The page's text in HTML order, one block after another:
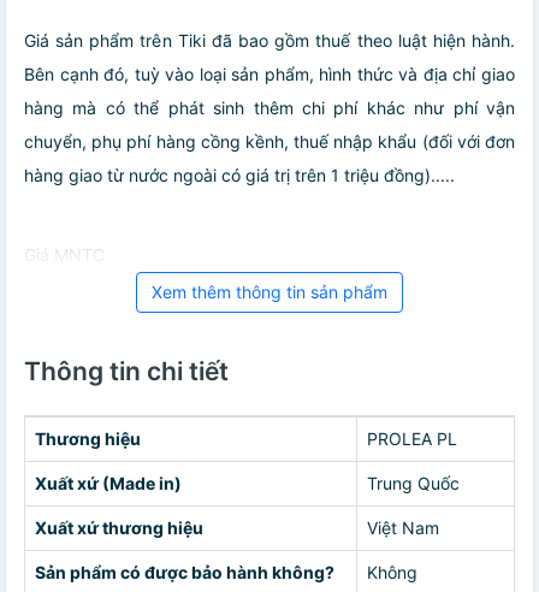
Giá sản phẩm trên Tiki đã bao gồm thuế theo luật hiện hành.
Bên cạnh đó, tuỳ vào loại sản phẩm, hình thức và địa chỉ giao
hàng mà có thể phát sinh thêm chi phí khác như phí vận
chuyển, phụ phí hàng cồng kềnh, thuế nhập khẩu (đối với đơn
hàng giao từ nước ngoài có giá trị trên 1 triệu đồng).....
Giá MNTC
Xem thêm thông tin sản phẩm
Thông tin chi tiết
Thương hiệu PROLEA PL
Xuất xứ (Made in) Trung Quốc
Xuất xứ thương hiệu Việt Nam
Sản phẩm có được bảo hành không? Không